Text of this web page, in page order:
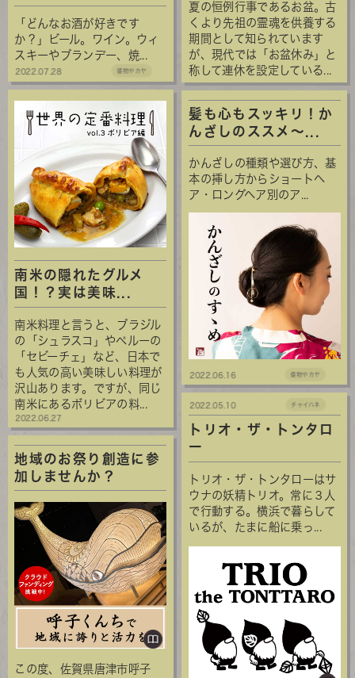
「どんなお酒が好きです
か？」ビール。ワイン。ウィ
スキーやブランデー、焼...
2022.07.28 倭物やカヤ
夏の恒例行事であるお盆。古
くより先祖の霊魂を供養する
期間として知られています
が、現代では「お盆休み」と
称して連休を設定している...
南米の隠れたグルメ
国！？実は美味...
南米料理と言うと、ブラジル
の「シュラスコ」やペルーの
「セビーチェ」など、日本で
も人気の高い美味しい料理が
沢山あります。ですが、同じ
南米にあるボリビアの料...
2022.06.27
髪も心もスッキリ！か
んざしのススメ～...
かんざしの種類や選び方、基
本の挿し方からショートヘ
ア・ロングヘア別のア...
2022.06.16 倭物やカヤ
地域のお祭り創造に参
加しませんか？
この度、佐賀県唐津市呼子
トリオ・ザ・トンタロ
ー
トリオ・ザ・トンタローはサ
ウナの妖精トリオ。常に３人
で行動する。横浜で暮らして
いるが、たまに船に乗っ...
2022.05.10 チャイハネ